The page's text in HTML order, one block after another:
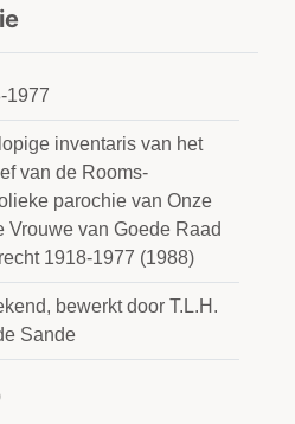
1977
inventaris van het
van de Rooms-
parochie van Onze
Vrouwe van Goede Raad
1918-1977 (1988)
bewerkt door T.L.H.
Sande